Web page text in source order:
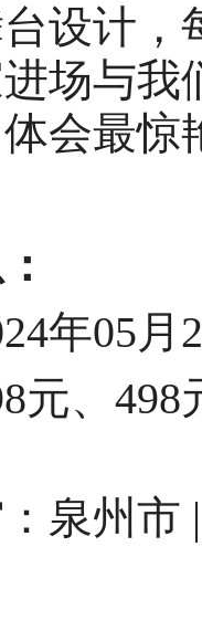
设计，
场与我
会最惊
05月
、498
州市 |